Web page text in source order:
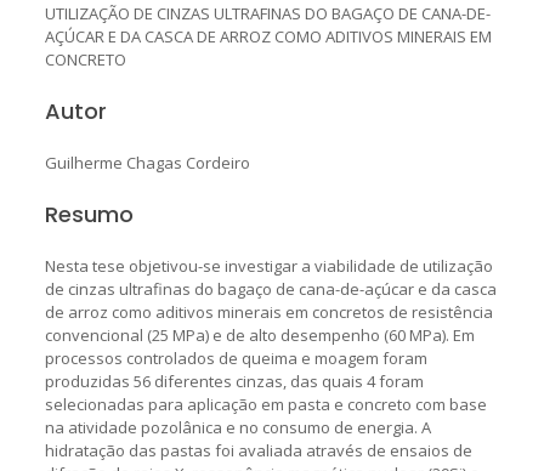
UTILIZAÇÃO DE CINZAS ULTRAFINAS DO BAGAÇO DE CANA-DE-
AÇÚCAR E DA CASCA DE ARROZ COMO ADITIVOS MINERAIS EM
CONCRETO
Autor
Guilherme Chagas Cordeiro
Resumo
Nesta tese objetivou-se investigar a viabilidade de utilização
de cinzas ultrafinas do bagaço de cana-de-açúcar e da casca
de arroz como aditivos minerais em concretos de resistência
convencional (25 MPa) e de alto desempenho (60 MPa). Em
processos controlados de queima e moagem foram
produzidas 56 diferentes cinzas, das quais 4 foram
selecionadas para aplicação em pasta e concreto com base
na atividade pozolânica e no consumo de energia. A
hidratação das pastas foi avaliada através de ensaios de